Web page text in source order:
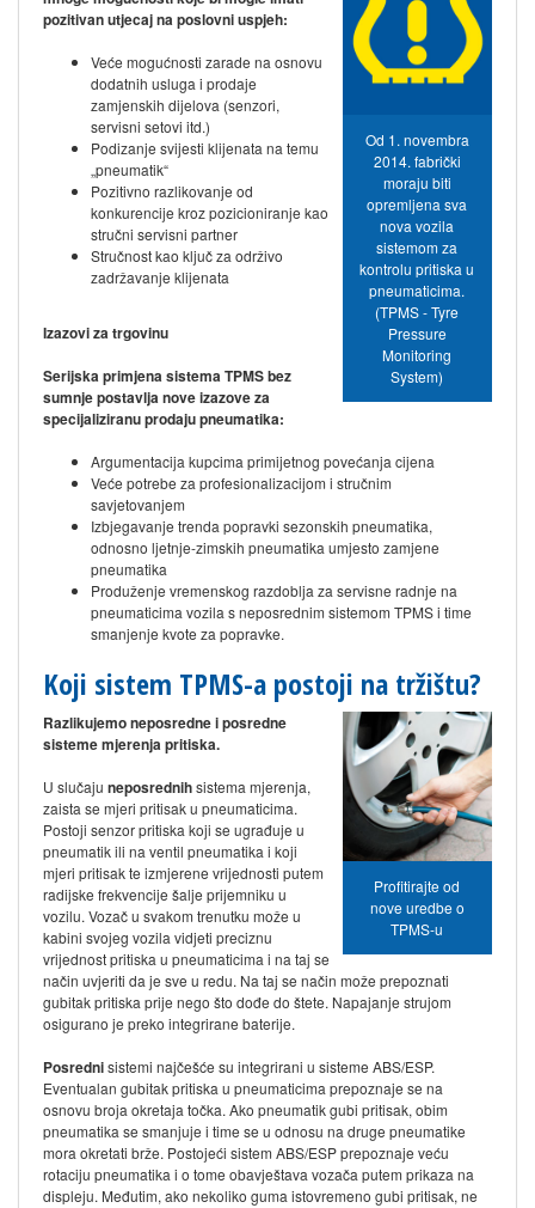
Od 1. novembra
2014. fabrički
moraju biti
opremljena sva
nova vozila
sistemom za
kontrolu pritiska u
pneumaticima.
(TPMS - Tyre
Pressure
Monitoring
System)
pozitivan utjecaj na poslovni uspjeh:​​​​
Veće mogućnosti zarade na osnovu
dodatnih usluga i prodaje
zamjenskih dijelova (senzori,
servisni setovi itd.)
Podizanje svijesti klijenata na temu
„pneumatik“
Pozitivno razlikovanje od
konkurencije kroz pozicioniranje kao
stručni servisni partner
Stručnost kao ključ za održivo
zadržavanje klijenata
Izazovi za trgovinu​​
Serijska primjena sistema TPMS bez
sumnje postavlja nove izazove za
specijaliziranu prodaju pneumatika:​​
Argumentacija kupcima primijetnog povećanja cijena
Veće potrebe za profesionalizacijom i stručnim
savjetovanjem
Izbjegavanje trenda popravki sezonskih pneumatika,
odnosno ljetnje-zimskih pneumatika umjesto zamjene
pneumatika
Produženje vremenskog razdoblja za servisne radnje na
pneumaticima vozila s neposrednim sistemom TPMS i time
smanjenje kvote za popravke.
Koji sistem TPMS-a postoji na tržištu?
Profitirajte od
nove uredbe o
TPMS-u
Razlikujemo neposredne i posredne
sisteme mjerenja pritiska.​​
U slučaju neposrednihsistema mjerenja,
zaista se mjeri pritisak u pneumaticima.
Postoji senzor pritiska koji se ugrađuje u
pneumatik ili na ventil pneumatika i koji
mjeri pritisak te izmjerene vrijednosti putem
radijske frekvencije šalje prijemniku u
vozilu. Vozač u svakom trenutku može u
kabini svojeg vozila vidjeti preciznu
vrijednost pritiska u pneumaticima i na taj se
način uvjeriti da je sve u redu. Na taj se način može prepoznati
gubitak pritiska prije nego što dođe do štete. Napajanje strujom
osigurano je preko integrirane baterije.
Posrednisistemi najčešće su integrirani u sisteme ABS/ESP.
Eventualan gubitak pritiska u pneumaticima prepoznaje se na
osnovu broja okretaja točka. Ako pneumatik gubi pritisak, obim
pneumatika se smanjuje i time se u odnosu na druge pneumatike
mora okretati brže. Postojeći sistem ABS/ESP prepoznaje veću
rotaciju pneumatika i o tome obavještava vozača putem prikaza na
displeju. Međutim, ako nekoliko guma istovremeno gubi pritisak, ne